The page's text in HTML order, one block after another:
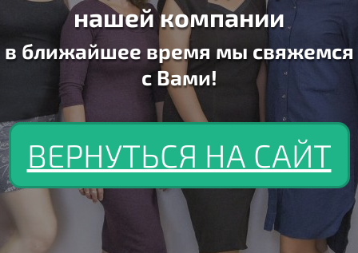
нашей компании
в ближайшее время мы свяжемся
с Вами!
ВЕРНУТЬСЯ НА САЙТ